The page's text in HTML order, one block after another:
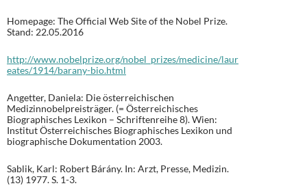
Homepage: The Official Web Site of the Nobel Prize.
Stand: 22.05.2016
http://www.nobelprize.org/nobel_prizes/medicine/laur
eates/1914/barany-bio.html
Angetter, Daniela: Die österreichischen
Medizinnobelpreisträger. (= Österreichisches
Biographisches Lexikon – Schriftenreihe 8). Wien:
Institut Österreichisches Biographisches Lexikon und
biographische Dokumentation 2003.
Sablik, Karl: Robert Bárány. In: Arzt, Presse, Medizin.
(13) 1977. S. 1-3.